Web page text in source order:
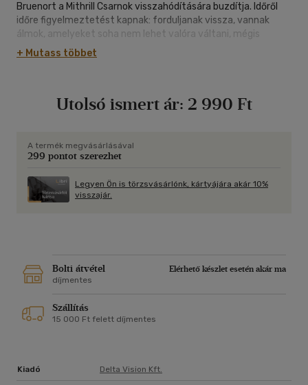
Bruenort a Mithrill Csarnok visszahódítására buzdítja. Időről
időre figyelmeztetést kapnak: forduljanak vissza, vannak
álmok, amelyeket soha nem lehet valóra váltani, mégis
harcolnak tovább, együtt. Ismerd meg a több millió olvsót
elbűvölő történetet, Drizzt legendáját!
+ Mutass többet
Utolsó ismert ár: 2 990 Ft
A termék megvásárlásával
299 pontot szerezhet
Legyen Ön is törzsvásárlónk, kártyájára akár 10%
visszajár.
Bolti átvétel
Elérhető készlet esetén akár ma
díjmentes
Szállítás
15 000 Ft felett díjmentes
Kiadó Delta Vision Kft.